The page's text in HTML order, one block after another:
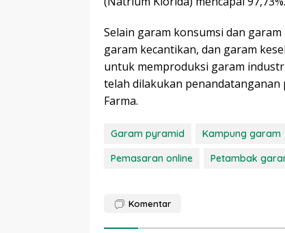
Selain garam konsumsi dan
garam kecantikan, dan garam
untuk memproduksi garam
telah dilakukan penandatanganan
Farma.
Garam pyramid Kampung garam
Pemasaran online
Petambak
Komentar